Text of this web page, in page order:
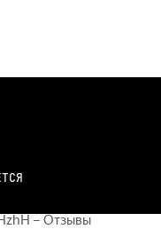
про
про
– Отзывы